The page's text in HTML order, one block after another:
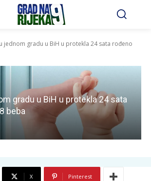
jednom gradu u BiH u protekla 24 sata rođeno
gradu u BiH u protekla 24 sata
beba
X Pinterest